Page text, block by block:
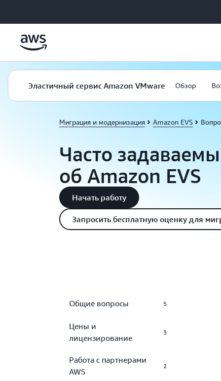
Эластичный сервис Amazon VMware Обзор
Миграция и модернизация Amazon EVS
Часто
об Amazon EVS
Начать работу
Запросить бесплатную оценку для
Общие вопросы 5
Цены и
лицензирование
3
Работа с партнерами
AWS
2